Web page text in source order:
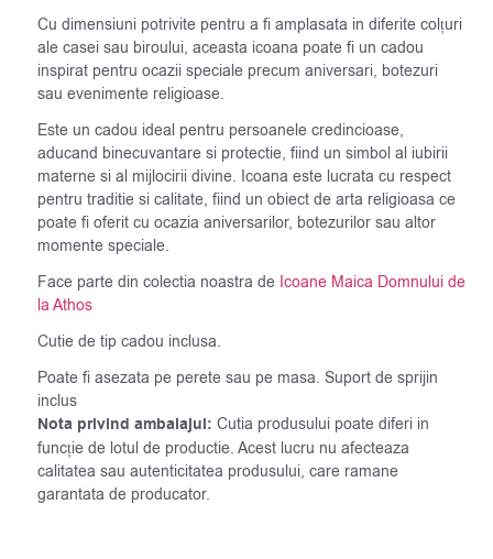
Cu dimensiuni potrivite pentru a fi amplasata in diferite colțuri
ale casei sau biroului, aceasta icoana poate fi un cadou
inspirat pentru ocazii speciale precum aniversari, botezuri
sau evenimente religioase.
Este un cadou ideal pentru persoanele credincioase,
aducand binecuvantare si protectie, fiind un simbol al iubirii
materne si al mijlocirii divine. Icoana este lucrata cu respect
pentru traditie si calitate, fiind un obiect de arta religioasa ce
poate fi oferit cu ocazia aniversarilor, botezurilor sau altor
momente speciale.
Face parte din colectia noastra de Icoane Maica Domnului de
la Athos
Cutie de tip cadou inclusa.
Poate fi asezata pe perete sau pe masa. Suport de sprijin
inclus
Nota privind ambalajul: Cutia produsului poate diferi in
funcție de lotul de productie. Acest lucru nu afecteaza
calitatea sau autenticitatea produsului, care ramane
garantata de producator.